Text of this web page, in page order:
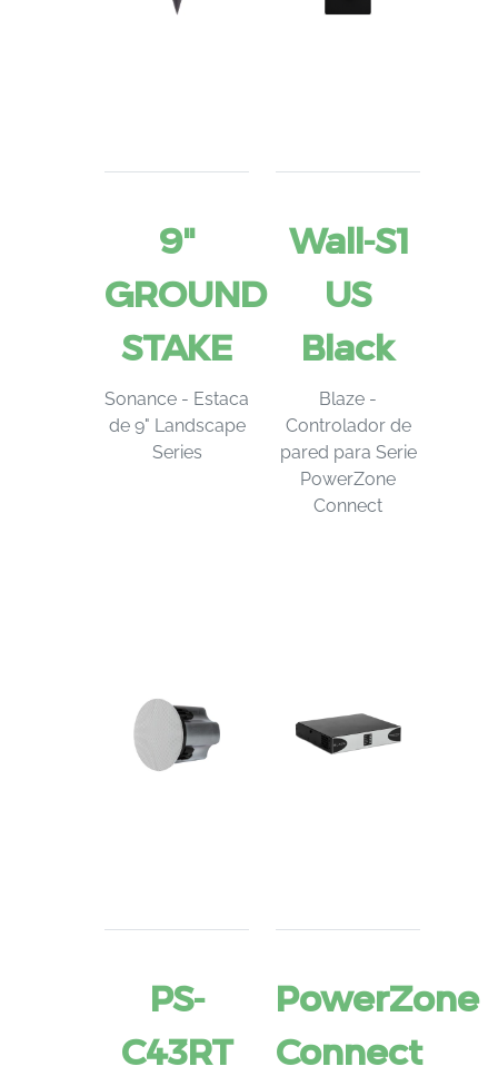
9"
GROUND
STAKE
Sonance - Estaca
de 9" Landscape
Series
Wall-S1
US
Black
Blaze -
Controlador de
pared para Serie
PowerZone
Connect
PS-
C43RT
PowerZone
Connect